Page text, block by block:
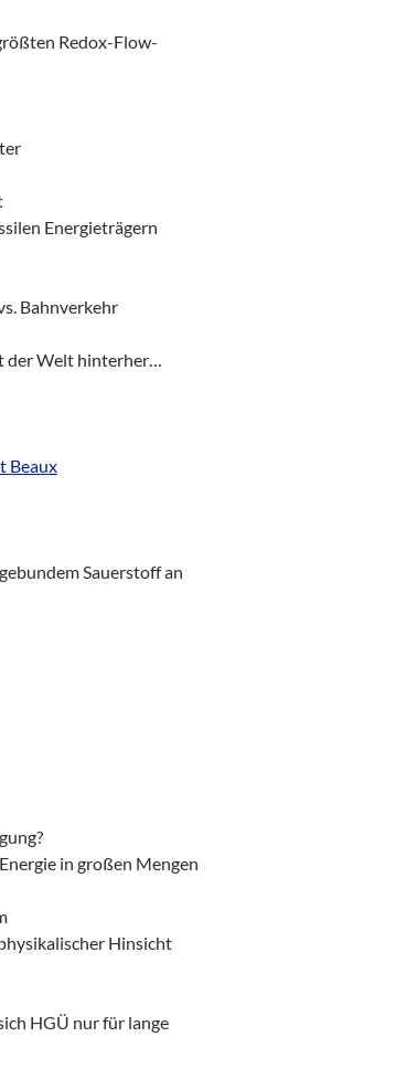
Redox-Flow-
Energieträgern
Bahnverkehr
der Welt hinterher…
Beaux
Sauerstoff an
in großen Mengen
Hinsicht
HGÜ nur für lange